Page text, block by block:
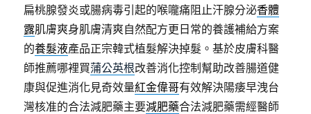
扁桃腺發炎或腸病毒引起的喉嚨痛阻止汗腺分泌香體
露肌膚爽身肌膚清爽自然配方更日常的養護補給方案
的養髮液產品正宗韓式植髮解決掉髮。基於皮膚科醫
師推薦哪裡買蒲公英根改善消化控制幫助改善腸道健
康與促進消化見奇效量紅金偉哥有效解決陽痿早洩台
灣核准的合法減肥藥主要減肥藥合法減肥藥需經醫師